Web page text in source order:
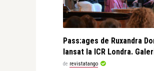
Pass:ages de Ruxandra
lansat la ICR Londra.
de revistatango